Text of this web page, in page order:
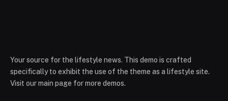
Your source for the lifestyle news. This demo is crafted
specifically to exhibit the use of the theme as a lifestyle site.
Visit our main page for more demos.